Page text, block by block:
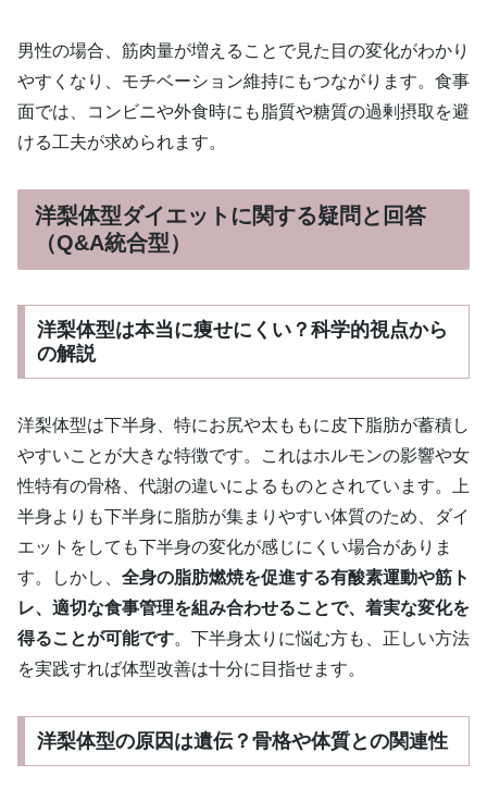
男性の場合、筋肉量が増えることで見た目の変化がわかり
やすくなり、モチベーション維持にもつながります。食事
面では、コンビニや外食時にも脂質や糖質の過剰摂取を避
ける工夫が求められます。
洋梨体型ダイエットに関する疑問と回答
（Q&A統合型）
洋梨体型は本当に痩せにくい？科学的視点から
の解説
洋梨体型は下半身、特にお尻や太ももに皮下脂肪が蓄積し
やすいことが大きな特徴です。これはホルモンの影響や女
性特有の骨格、代謝の違いによるものとされています。上
半身よりも下半身に脂肪が集まりやすい体質のため、ダイ
エットをしても下半身の変化が感じにくい場合がありま
す。しかし、 全身の脂肪燃焼を促進する有酸素運動や筋ト
レ、適切な食事管理を組み合わせることで、着実な変化を
得ることが可能です。下半身太りに悩む方も、正しい方法
を実践すれば体型改善は十分に目指せます。
洋梨体型の原因は遺伝？骨格や体質との関連性